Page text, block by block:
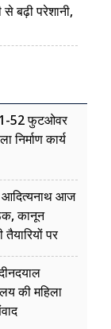
से बढ़ी परेशानी,
52 फुटओवर
कार्य
आदित्यनाथ आज
कानून
पर
की महिला